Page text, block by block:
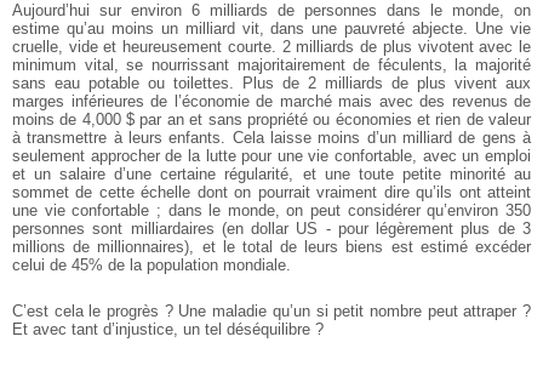
Aujourd’hui sur environ 6 milliards de personnes dans le monde, on
estime qu’au moins un milliard vit, dans une pauvreté abjecte. Une vie
cruelle, vide et heureusement courte. 2 milliards de plus vivotent avec le
minimum vital, se nourrissant majoritairement de féculents, la majorité
sans eau potable ou toilettes. Plus de 2 milliards de plus vivent aux
marges inférieures de l’économie de marché mais avec des revenus de
moins de 4,000 $ par an et sans propriété ou économies et rien de valeur
à transmettre à leurs enfants. Cela laisse moins d’un milliard de gens à
seulement approcher de la lutte pour une vie confortable, avec un emploi
et un salaire d’une certaine régularité, et une toute petite minorité au
sommet de cette échelle dont on pourrait vraiment dire qu’ils ont atteint
une vie confortable ; dans le monde, on peut considérer qu’environ 350
personnes sont milliardaires (en dollar US - pour légèrement plus de 3
millions de millionnaires), et le total de leurs biens est estimé excéder
celui de 45% de la population mondiale.
C’est cela le progrès ? Une maladie qu’un si petit nombre peut attraper ?
Et avec tant d’injustice, un tel déséquilibre ?